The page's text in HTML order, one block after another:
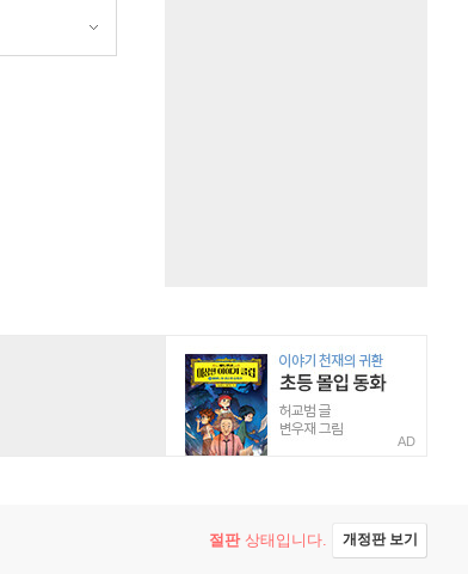
AD
절판상태입니다. 개정판 보기